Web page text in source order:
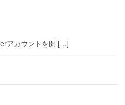
アカウントを開 […]